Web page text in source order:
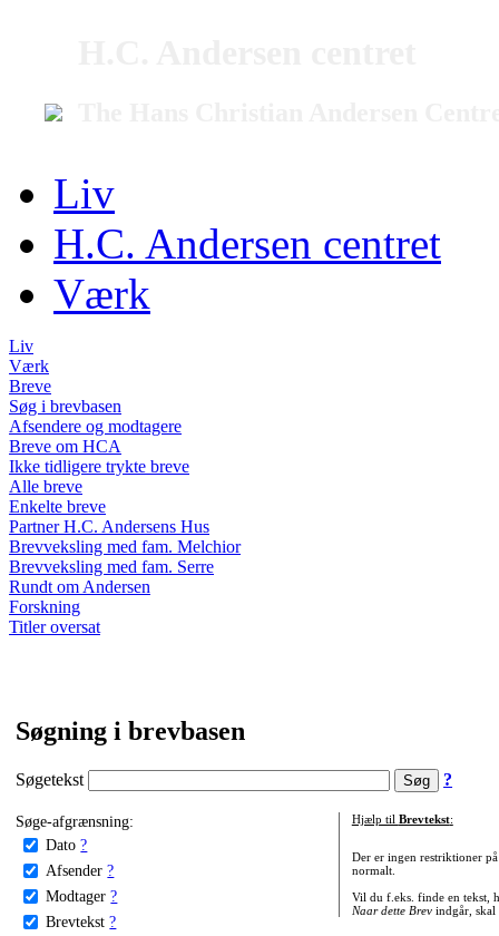
Liv
H.C. Andersen centret
Værk
Liv
Værk
Breve
Søg i brevbasen
Afsendere og modtagere
Breve om HCA
Ikke tidligere trykte breve
Alle breve
Enkelte breve
Partner H.C. Andersens Hus
Brevveksling med fam. Melchior
Brevveksling med fam. Serre
Rundt om Andersen
Forskning
Titler oversat
Søgning i brevbasen
Søgetekst ?
Søge-afgrænsning:
Dato ?
Afsender ?
Modtager ?
Brevtekst ?
Hjælp til Brevtekst:
Der er ingen restriktioner
normalt.
Vil du f.eks. finde en tekst,
Naar dette Brevindgår, skal